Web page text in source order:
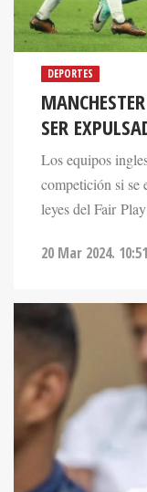
DEPORTES
SER
Los equipos
competición si se
leyes del Fair
20 Mar 2024.